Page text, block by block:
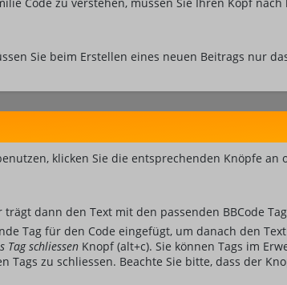
Sie beim Erstellen eines neuen Beitrags nur
klicken Sie die entsprechenden Knöpfe an
dann den Text mit den passenden BBCode
Tag für den Code eingefügt, um danach den
Tag schliessen Knopf (alt+c). Sie können Tags im
Tags zu schliessen. Beachte Sie bitte, dass der